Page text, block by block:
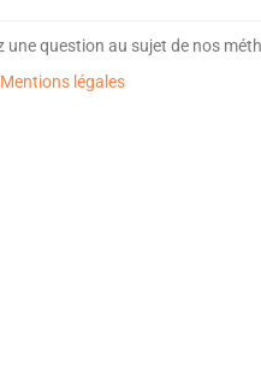
question au sujet de nos
Mentions légales